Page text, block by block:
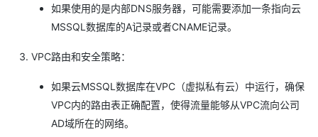
如果使用的是内部DNS服务器，可能需要添加一条指向云
MSSQL数据库的A记录或者CNAME记录。
VPC路由和安全策略：
如果云MSSQL数据库在VPC（虚拟私有云）中运行，确保
VPC内的路由表正确配置，使得流量能够从VPC流向公司
AD域所在的网络。